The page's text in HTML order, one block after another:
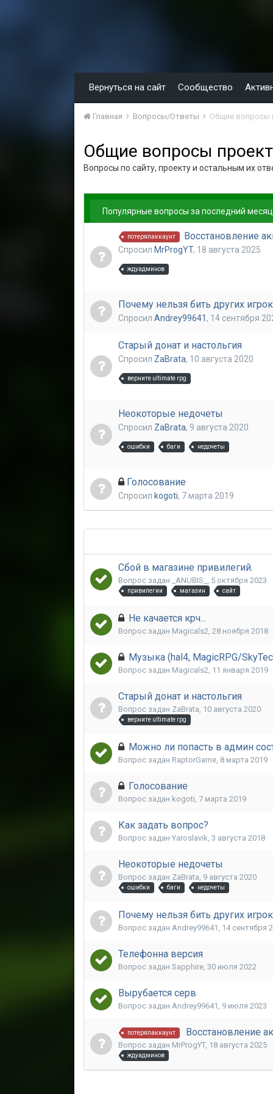
Вернуться на сайт Сообщество
Главная Вопросы/Ответы Общие вопросы
Общие вопросы
Вопросы по сайту, проекту и остальным их
Популярные вопросы за последний месяц
потерялаккаунт Восстановление
Спросил MrProgYT, 18 августа 2025
ждуадминов
Почему нельзя бить других
Спросил Andrey99641, 14 сентября
Старый донат и настольгия
Спросил ZaBrata, 10 августа 2020
верните ultimate rpg
Неокоторые недочеты
Спросил ZaBrata, 9 августа 2020
ошибки баги недочеты
Голосование
Спросил kogoti, 7 марта 2019
Сбой в магазине привилегий.
Вопрос задан _ANUBIS_ , 5 октября 2023
привилегии магазин сайт
Не качается крч...
Вопрос задан Magicals2, 28 ноября 2018
Музыка (hal4, MagicRPG/
Вопрос задан Magicals2, 11 января 2019
Старый донат и настольгия
Вопрос задан ZaBrata, 10 августа 2020
верните ultimate rpg
Можно ли попасть в админ
Вопрос задан RaptorGame, 8 марта 2019
Голосование
Вопрос задан kogoti, 7 марта 2019
Как задать вопрос?
Вопрос задан Yaroslavik, 3 августа 2018
Неокоторые недочеты
Вопрос задан ZaBrata, 9 августа 2020
ошибки баги недочеты
Почему нельзя бить других
Вопрос задан Andrey99641 , 14 сентября
Телефонна версия
Вопрос задан Sapphire, 30 июля 2022
Вырубается серв
Вопрос задан Andrey99641 , 9 июля 2023
потерялаккаунт Восстановление
Вопрос задан MrProgYT, 18 августа 2025
ждуадминов